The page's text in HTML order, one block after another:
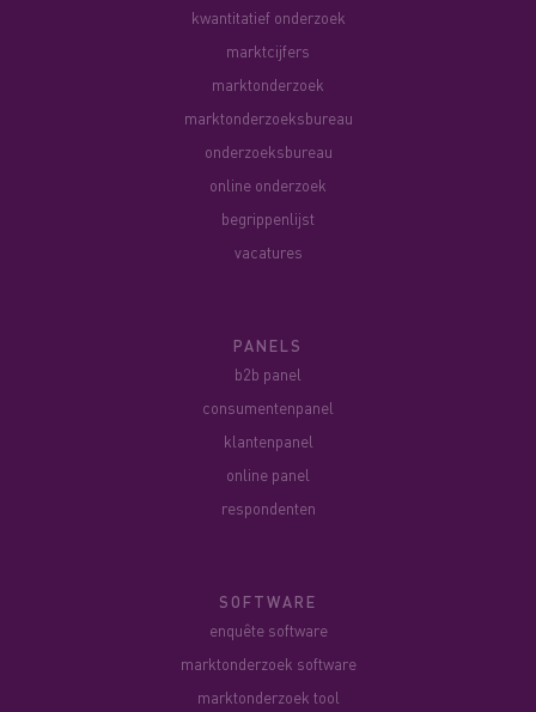
kwantitatief onderzoek
marktcijfers
marktonderzoek
marktonderzoeksbureau
onderzoeksbureau
online onderzoek
begrippenlijst
vacatures
PANELS
b2b panel
consumentenpanel
klantenpanel
online panel
respondenten
SOFTWARE
enquête software
marktonderzoek software
marktonderzoek tool